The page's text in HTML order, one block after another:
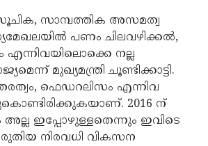
സാമ്പത്തിക അസമത്വ
പണം ചിലവഴിക്കൽ,
എന്നിവയിലൊക്കെ നല്ല
മുഖ്യമന്ത്രി ചൂണ്ടിക്കാട്ടി.
ഫെഡറലിസം എന്നിവ
2016 ന്
ഇപ്പോഴുള്ളതെന്നും ഇവിടെ
നിരവധി വികസന